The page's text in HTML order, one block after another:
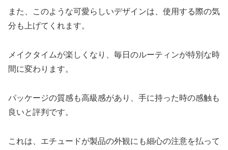
また、このような可愛らしいデザインは、使用する際の気
分も上げてくれます。
メイクタイムが楽しくなり、毎日のルーティンが特別な時
間に変わります。
パッケージの質感も高級感があり、手に持った時の感触も
良いと評判です。
これは、エチュードが製品の外観にも細心の注意を払って